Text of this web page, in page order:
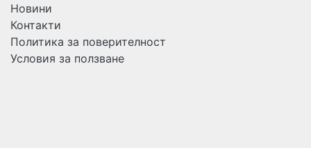
Новини
Контакти
Политика за поверителност
Условия за ползване